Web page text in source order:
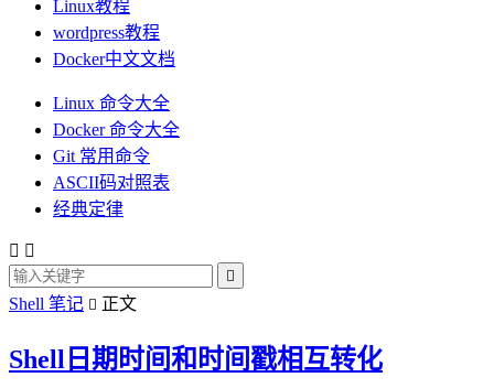
Linux教程
wordpress教程
Docker中文文档
Linux 命令大全
Docker 命令大全
Git 常用命令
ASCII码对照表
经典定律
 

Shell 笔记  正文
Shell日期时间和时间戳相互转化